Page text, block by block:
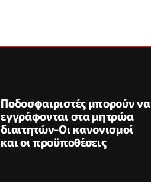
Ποδοσφαιριστές μπορούν να
εγγράφονται στα μητρώα
διαιτητών-Οι κανονισμοί
και οι προϋποθέσεις